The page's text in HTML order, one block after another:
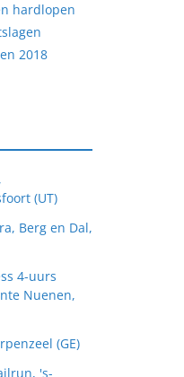
hardlopen
2018
(UT)
Berg en Dal,
4-uurs
Nuenen,
(GE)
's-